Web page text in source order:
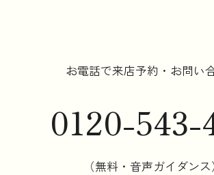
お電話で来店予約・お問い
0120-543-
（無料・音声ガイダンス）